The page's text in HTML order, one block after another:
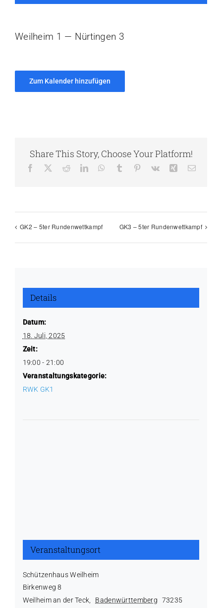
Weilheim 1 — Nürtingen 3
Zum Kalender hinzufügen
Share This Story, Choose Your Platform!
Facebook RedditLinkedInWhatsApp
Tumblr Pinterest
Vk XingE-
GK2 – 5ter Rundenwettkampf GK3 – 5ter Rundenwettkampf
Details
Datum:
18. Juli, 2025
Zeit:
19:00 - 21:00
Veranstaltungskategorie:
RWK GK1
Veranstaltungsort
Schützenhaus Weilheim
Birkenweg 8
Weilheim an der Teck
Badenwürttemberg
73235